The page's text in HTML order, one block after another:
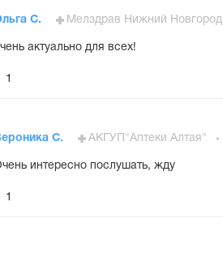
С. Мелздрав Нижний Новгород
актуально для всех!
1
С. АКГУП"Аптеки Алтая"
интересно послушать, жду
1